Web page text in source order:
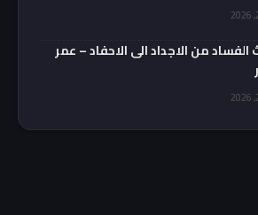
الفساد من الاجداد الى الاحفاد – عمر